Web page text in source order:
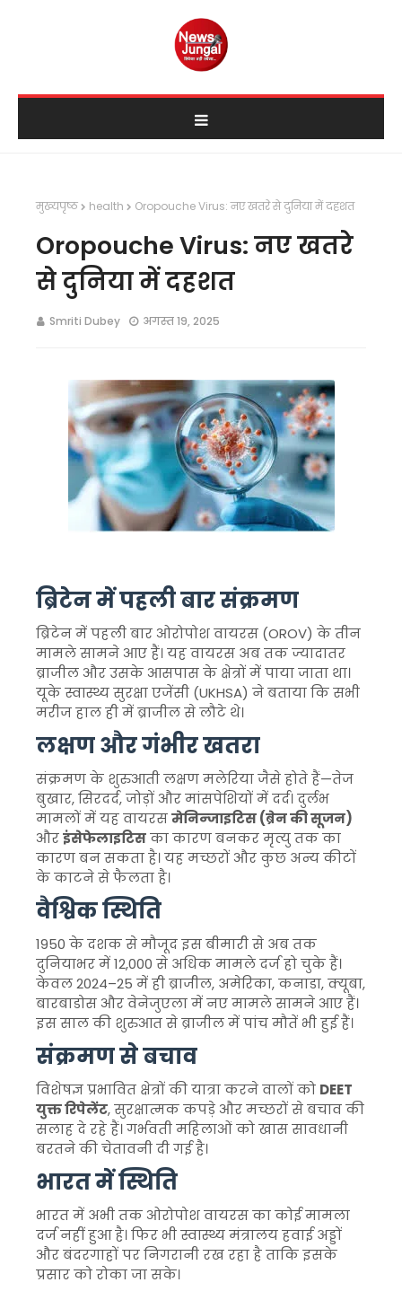
मुख्यपृष्ठ health Oropouche Virus: नए खतरे से दुनिया में दहशत
Oropouche Virus: नए खतरे
से दुनिया में दहशत
Smriti Dubey अगस्त 19, 2025
ब्रिटेन में पहली बार संक्रमण
ब्रिटेन में पहली बार ओरोपोश वायरस (OROV) के तीन
मामले सामने आए हैं। यह वायरस अब तक ज्यादातर
ब्राजील और उसके आसपास के क्षेत्रों में पाया जाता था।
यूके स्वास्थ्य सुरक्षा एजेंसी (UKHSA) ने बताया कि सभी
मरीज हाल ही में ब्राजील से लौटे थे।
लक्षण और गंभीर खतरा
संक्रमण के शुरुआती लक्षण मलेरिया जैसे होते हैं—तेज
बुखार, सिरदर्द, जोड़ों और मांसपेशियों में दर्द। दुर्लभ
मामलों में यह वायरसमेनिन्जाइटिस (ब्रेन की सूजन)
औरइंसेफेलाइटिसका कारण बनकर मृत्यु तक का
कारण बन सकता है। यह मच्छरों और कुछ अन्य कीटों
के काटने से फैलता है।
वैश्विक स्थिति
1950 के दशक से मौजूद इस बीमारी से अब तक
दुनियाभर में 12,000 से अधिक मामले दर्ज हो चुके हैं।
केवल 2024–25 में ही ब्राजील, अमेरिका, कनाडा, क्यूबा,
बारबाडोस और वेनेजुएला में नए मामले सामने आए हैं।
इस साल की शुरुआत से ब्राजील में पांच मौतें भी हुई हैं।
संक्रमण से बचाव
विशेषज्ञ प्रभावित क्षेत्रों की यात्रा करने वालों को DEET
युक्त रिपेलेंट, सुरक्षात्मक कपड़े और मच्छरों से बचाव की
सलाह दे रहे हैं। गर्भवती महिलाओं को खास सावधानी
बरतने की चेतावनी दी गई है।
भारत में स्थिति
भारत में अभी तक ओरोपोश वायरस का कोई मामला
दर्ज नहीं हुआ है। फिर भी स्वास्थ्य मंत्रालय हवाई अड्डों
और बंदरगाहों पर निगरानी रख रहा है ताकि इसके
प्रसार को रोका जा सके।